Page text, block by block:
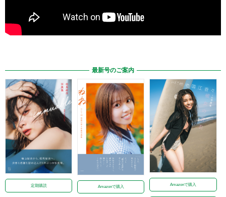
最新号のご案内
定期購読 Amazonで購入
Amazonで購入